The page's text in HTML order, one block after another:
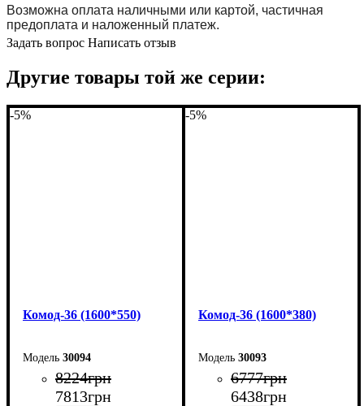
Возможна оплата наличными или картой, частичная
предоплата и наложенный платеж.
Задать вопрос Написать отзыв
Другие товары той же серии:
-5%
Комод-36 (1600*550)
30094
8224грн
7813грн
-5%
Комод-36 (1600*380)
30093
6777грн
6438грн